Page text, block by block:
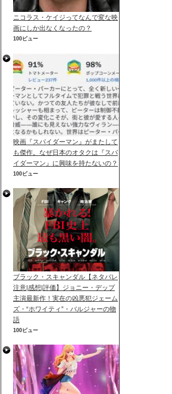
ニコラス・ケイジってなんで変な映
画にしか出なくなったの？
100ビュー
映画『スパイダーマン』がまたして
も傑作。なぜ日本のオタクは『スパ
イダーマン』に興味を持たないの？
100ビュー
ブラック・スキャンダル【ネタバレ
注意|感想|評価】ジョニー・デップ
主演最新作！実在の凶悪犯ジェーム
ズ・“ホワイティ”・バルジャーの物
語
100ビュー